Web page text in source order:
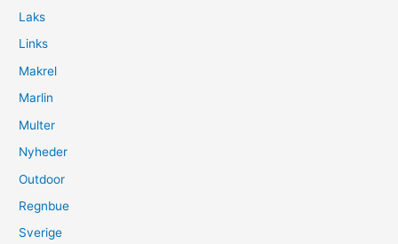
Laks
Links
Makrel
Marlin
Multer
Nyheder
Outdoor
Regnbue
Sverige